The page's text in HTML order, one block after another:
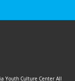
Youth Culture Center All